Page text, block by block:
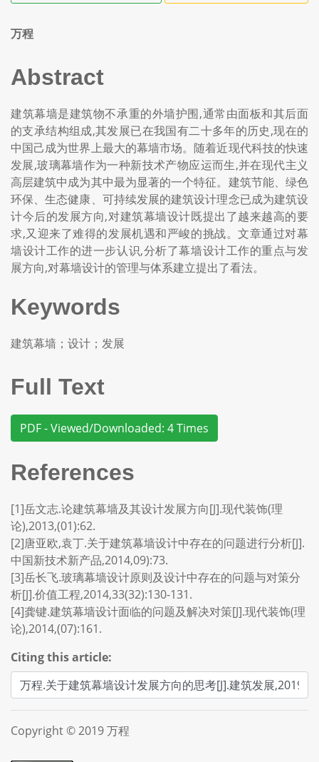
万程
Abstract
建筑幕墙是建筑物不承重的外墙护围,通常由面板和其后面
的支承结构组成,其发展已在我国有二十多年的历史,现在的
中国己成为世界上最大的幕墙市场。随着近现代科技的快速
发展,玻璃幕墙作为一种新技术产物应运而生,并在现代主义
高层建筑中成为其中最为显著的一个特征。建筑节能、绿色
环保、生态健康、可持续发展的建筑设计理念已成为建筑设
计今后的发展方向,对建筑幕墙设计既提出了越来越高的要
求,又迎来了难得的发展机遇和严峻的挑战。文章通过对幕
墙设计工作的进一步认识,分析了幕墙设计工作的重点与发
展方向,对幕墙设计的管理与体系建立提出了看法。
Keywords
建筑幕墙；设计；发展
Full Text
PDF - Viewed/Downloaded: 4 Times
References
[1]岳文志.论建筑幕墙及其设计发展方向[J].现代装饰(理
论),2013,(01):62.
[2]唐亚欧,袁丁.关于建筑幕墙设计中存在的问题进行分析[J].
中国新技术新产品,2014,09):73.
[3]岳长飞.玻璃幕墙设计原则及设计中存在的问题与对策分
析[J].价值工程,2014,33(32):130-131.
[4]龚键.建筑幕墙设计面临的问题及解决对策[J].现代装饰(理
论),2014,(07):161.
Citing this article:
Copyright © 2019 万程